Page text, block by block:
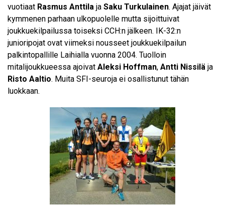
vuotiaat Rasmus Anttila ja Saku Turkulainen. Ajajat jäivät
kymmenen parhaan ulkopuolelle mutta sijoittuivat
joukkuekilpailussa toiseksi CCH:n jälkeen. IK-32:n
junioripojat ovat viimeksi nousseet joukkuekilpailun
palkintopallille Laihialla vuonna 2004. Tuolloin
mitalijoukkueessa ajoivat Aleksi Hoffman, Antti Nissilä ja
Risto Aaltio. Muita SFI-seuroja ei osallistunut tähän
luokkaan.